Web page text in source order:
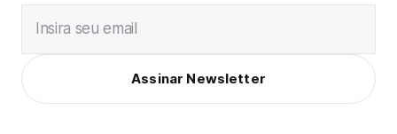
Insira seu email
Assinar Newsletter